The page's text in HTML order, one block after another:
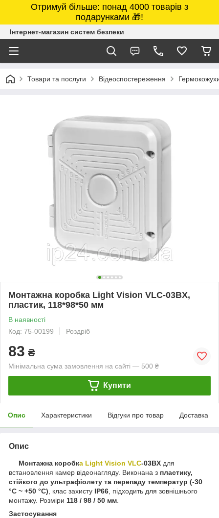
Отримуй більше: понад 4000 товарів з
подарунками 🎁!
Інтернет-магазин систем безпеки
Товари та послуги Відеоспостереження
Монтажна коробка Light Vision VLC-03BX,
пластик, 118*98*50 мм
В наявності
Код: 75-00199
Роздріб
83 ₴
Мінімальна сума замовлення на сайті — 500 ₴
Купити
Опис Характеристики Відгуки про товар Доставка
Опис
Монтажна коробка Light Vision VLC-03BX для
встановлення камер відеонагляду. Виконана з пластику,
стійкого до ультрафіолету та перепаду температур (-30
°C ~ +50 °C) , клас захисту IP66 , підходить для зовнішнього
монтажу. Розміри 118 / 98 / 50 мм
Застосування